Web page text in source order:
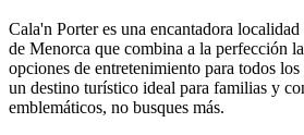
Cala'n Porter es una encantadora
de Menorca que combina a la perfección
opciones de entretenimiento para todos
un destino turístico ideal para familias y
emblemáticos, no busques más.